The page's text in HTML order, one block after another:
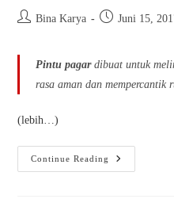
Bina Karya Juni 15,
Pintu pagardibuat untuk
rasa aman dan mempercantik
(lebih…)
Continue Reading